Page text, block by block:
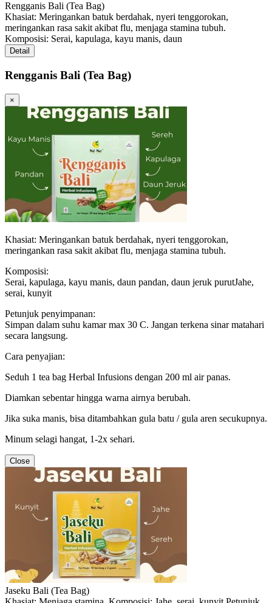
Rengganis Bali (Tea Bag)
Khasiat: Meringankan batuk berdahak, nyeri tenggorokan,
meringankan rasa sakit akibat flu, menjaga stamina tubuh.
Komposisi: Serai, kapulaga, kayu manis, daun
Detail
Rengganis Bali (Tea Bag)
×
Khasiat: Meringankan batuk berdahak, nyeri tenggorokan,
meringankan rasa sakit akibat flu, menjaga stamina tubuh.
Komposisi:
Serai, kapulaga, kayu manis, daun pandan, daun jeruk purutJahe,
serai, kunyit
Petunjuk penyimpanan:
Simpan dalam suhu kamar max 30 C. Jangan terkena sinar matahari
secara langsung.
Cara penyajian:
Seduh 1 tea bag Herbal Infusions dengan 200 ml air panas.
Diamkan sebentar hingga warna airnya berubah.
Jika suka manis, bisa ditambahkan gula batu / gula aren secukupnya.
Minum selagi hangat, 1-2x sehari.
Close
Jaseku Bali (Tea Bag)